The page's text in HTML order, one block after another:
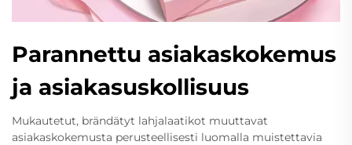
Parannettu asiakaskokemus
ja asiakasuskollisuus
Mukautetut, brändätyt lahjalaatikot muuttavat
asiakaskokemusta perusteellisesti luomalla muistettavia